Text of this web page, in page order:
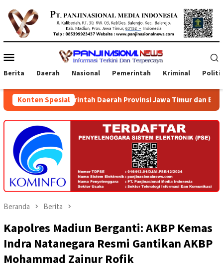
konten
Mobile
Berita Daerah Nasional Pemerintah Kriminal
Konten Spesial
Daerah Provinsi Jawa Timur dan Bali Kejati Jatim
Beranda Berita
Kapolres Madiun Berganti: AKBP Kemas
Indra Natanegara Resmi Gantikan AKBP
Mohammad Zainur Rofik